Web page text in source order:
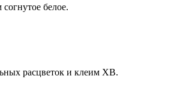
белое.
расцветок и клеим ХВ.